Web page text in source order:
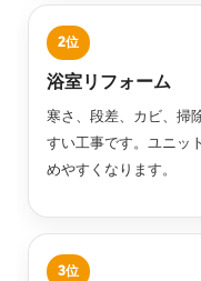
浴室リフォーム
寒さ、段差、カビ、掃
すい工事です。ユニッ
めやすくなります。